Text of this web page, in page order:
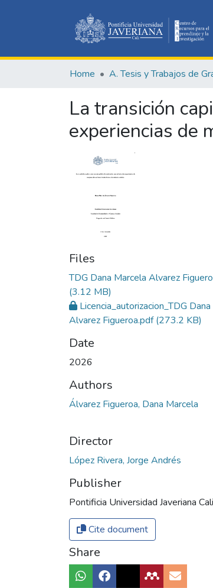
Home A. Tesis y Trabajos de
La transición
experiencias de
Files
TDG Dana Marcela Alvarez
(3.12 MB)
Licencia_autorizacion_TDG
Alvarez Figueroa.pdf(273.2 KB)
Date
2026
Authors
Álvarez Figueroa, Dana Marcela
Director
López Rivera, Jorge Andrés
Publisher
Pontificia Universidad Javeriana Cali
Cite document
Share